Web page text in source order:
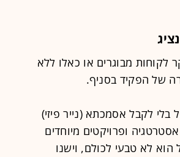
לקוחות מבוגרים או כאלו ללא
של הפקיד בסניף.
לקבל אסמכתא (נייר פיזי)
ופרויקטים מיוחדים
לא טבעי לכולם, וישנו